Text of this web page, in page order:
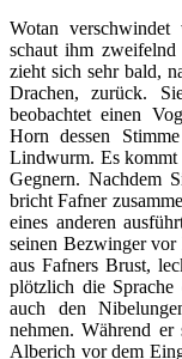
Wotan
schaut ihm
zieht sich sehr bald,
Drachen, zurück.
beobachtet einen
Horn dessen
Lindwurm. Es kommt
Gegnern. Nachdem
bricht Fafner
eines anderen
seinen Bezwinger
aus Fafners Brust,
plötzlich die
auch den
nehmen. Während
Alberich vor dem